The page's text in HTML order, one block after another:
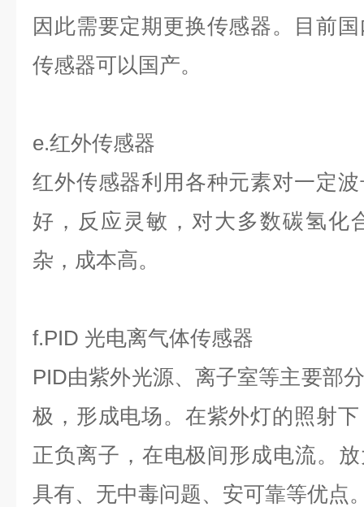
因此需要定期更换传感器。目前
传感器可以国产。
e.红外传感器
红外传感器利用各种元素对一定
好，反应灵敏，对大多数碳氢化
杂，成本高。
f.PID 光电离气体传感器
PID由紫外光源、离子室等主要部
极，形成电场。在紫外灯的照射
正负离子，在电极间形成电流。
具有、无中毒问题、安可靠等优点